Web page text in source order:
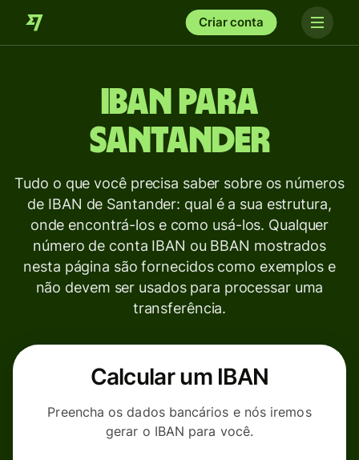
Criar conta
IBAN para
Santander
Tudo o que você precisa saber sobre os números
de IBAN de Santander: qual é a sua estrutura,
onde encontrá-los e como usá-los. Qualquer
número de conta IBAN ou BBAN mostrados
nesta página são fornecidos como exemplos e
não devem ser usados para processar uma
transferência.
Calcular um IBAN
Preencha os dados bancários e nós iremos
gerar o IBAN para você.